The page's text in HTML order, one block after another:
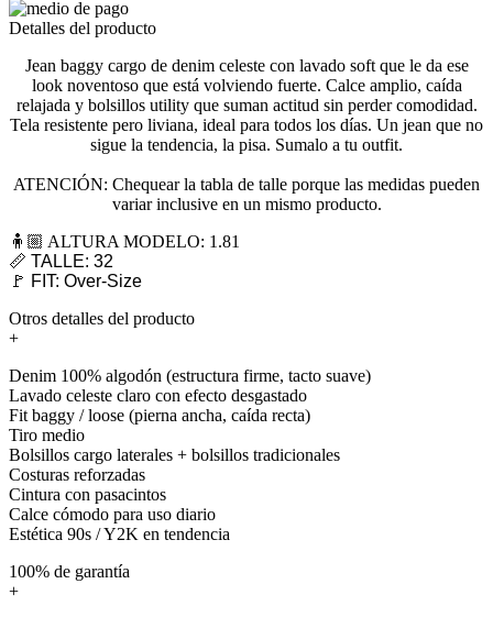
Detalles del producto
Jean baggy cargo de denim celeste con lavado soft que le da ese
look noventoso que está volviendo fuerte. Calce amplio, caída
relajada y bolsillos utility que suman actitud sin perder comodidad.
Tela resistente pero liviana, ideal para todos los días. Un jean que no
sigue la tendencia, la pisa. Sumalo a tu outfit.
ATENCIÓN: Chequear la tabla de talle porque las medidas pueden
variar inclusive en un mismo producto.
🧍🏼 ALTURA MODELO: 1.81
📏 TALLE: 32
🚩 FIT: Over-Size
Otros detalles del producto
+
Denim 100% algodón (estructura firme, tacto suave)
Lavado celeste claro con efecto desgastado
Fit baggy / loose (pierna ancha, caída recta)
Tiro medio
Bolsillos cargo laterales + bolsillos tradicionales
Costuras reforzadas
Cintura con pasacintos
Calce cómodo para uso diario
Estética 90s / Y2K en tendencia
100% de garantía
+